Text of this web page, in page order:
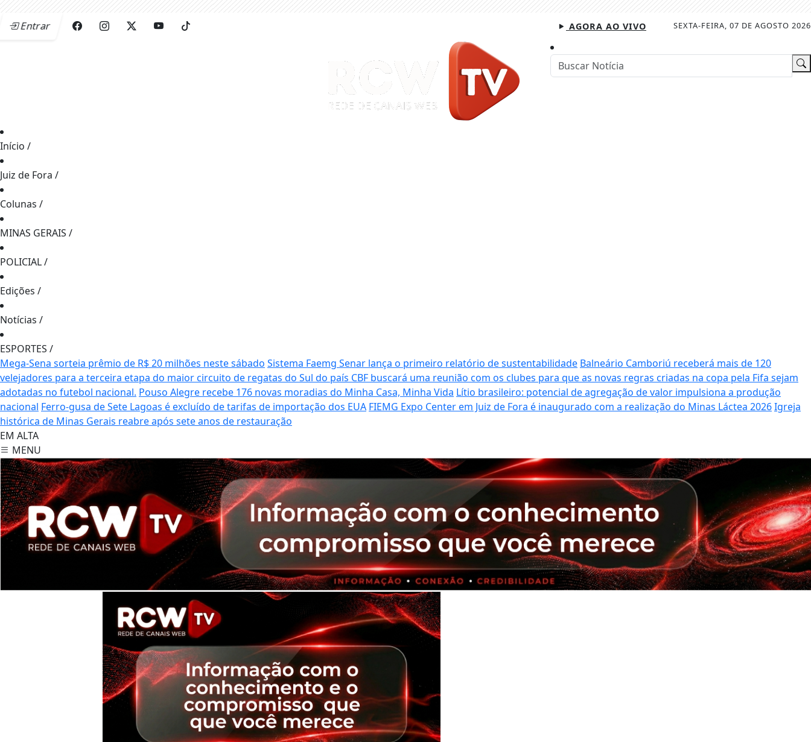
Entrar SEXTA-FEIRA, 07 DE AGOSTO 2026
AGORA AO VIVO
Início /
Juiz de Fora /
Colunas /
MINAS GERAIS /
POLICIAL/
Edições /
Notícias /
ESPORTES /
Mega-Sena sorteia prêmio de R$ 20 milhões neste sábado Sistema Faemg Senar lança o primeiro relatório de sustentabilidade Balneário Camboriú receberá mais de 120
velejadores para a terceira etapa do maior circuito de regatas do Sul do país CBF buscará uma reunião com os clubes para que as novas regras criadas na copa pela Fifa sejam
adotadas no futebol nacional. Pouso Alegre recebe 176 novas moradias do Minha Casa, Minha Vida Lítio brasileiro: potencial de agregação de valor impulsiona a produção
nacional Ferro-gusa de Sete Lagoas é excluído de tarifas de importação dos EUA FIEMG Expo Center em Juiz de Fora é inaugurado com a realização do Minas Láctea 2026Igreja
histórica de Minas Gerais reabre após sete anos de restauração
EM ALTA
MENU